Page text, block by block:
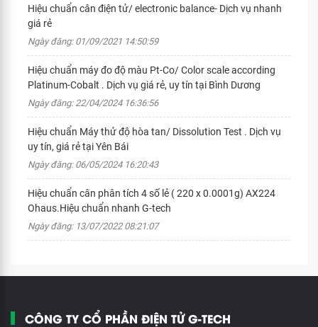
Hiệu chuẩn cân điện tử/ electronic balance- Dịch vụ nhanh
giá rẻ
Ngày đăng: 01/09/2021 14:50:59
Hiệu chuẩn máy đo độ màu Pt-Co/ Color scale according
Platinum-Cobalt . Dịch vụ giá rẻ, uy tín tại Bình Dương
Ngày đăng: 22/04/2024 16:36:56
Hiệu chuẩn Máy thử độ hòa tan/ Dissolution Test . Dịch vụ
uy tín, giá rẻ tại Yên Bái
Ngày đăng: 06/05/2024 16:20:43
Hiệu chuẩn cân phân tích 4 số lẻ ( 220 x 0.0001g) AX224
Ohaus.Hiệu chuẩn nhanh G-tech
Ngày đăng: 13/07/2022 08:21:07
CÔNG TY CỔ PHẦN ĐIỆN TỬ G-TECH